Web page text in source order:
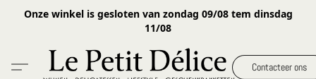
Onze winkel is gesloten van zondag 09/08 tem dinsdag
11/08
Contacteer ons